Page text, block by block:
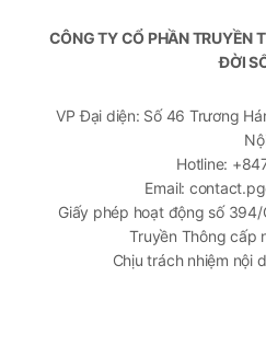
CÔNG TY CỔ PHẦN TRUYỀN
ĐỜI
VP Đại diện: Số 46 Trương
Hotline:
Email:
Giấy phép hoạt động số 394/
Truyền Thông cấp
Chịu trách nhiệm nội